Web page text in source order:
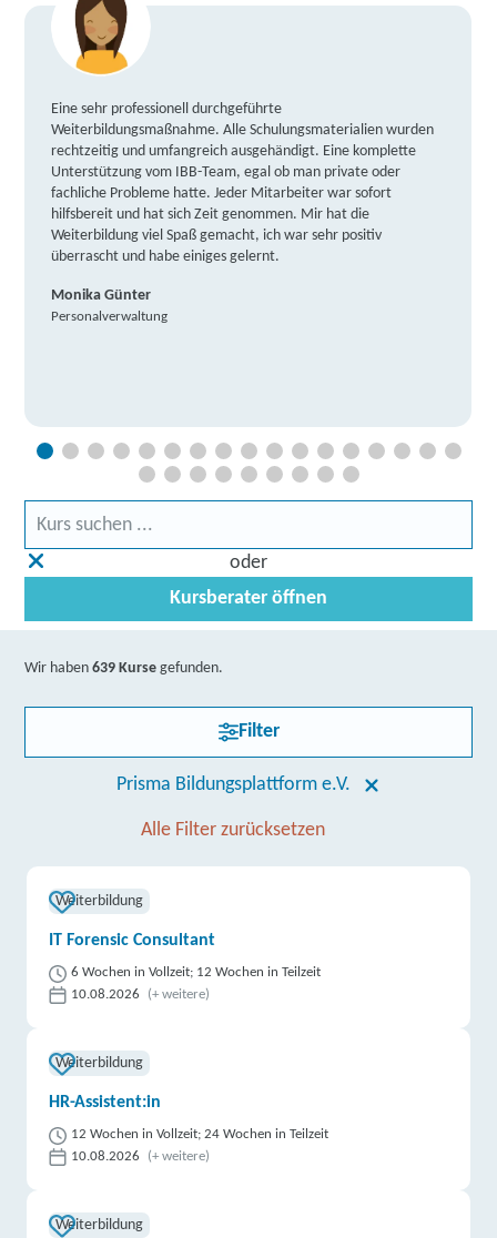
Eine sehr professionell durchgeführte
Weiterbildungsmaßnahme. Alle Schulungsmaterialien wurden
rechtzeitig und umfangreich ausgehändigt. Eine komplette
Unterstützung vom IBB-Team, egal ob man private oder
fachliche Probleme hatte. Jeder Mitarbeiter war sofort
hilfsbereit und hat sich Zeit genommen. Mir hat die
Weiterbildung viel Spaß gemacht, ich war sehr positiv
überrascht und habe einiges gelernt.
Monika Günter
Personalverwaltung
oder
Kursberater öffnen
Wir haben639 Kurse gefunden.
Filter
Prisma Bildungsplattform e.V.
Alle Filter zurücksetzen
Weiterbildung
IT Forensic Consultant
6 Wochen in Vollzeit; 12 Wochen in Teilzeit
10.08.2026
(+ weitere)
Weiterbildung
HR-Assistent:in
12 Wochen in Vollzeit; 24 Wochen in Teilzeit
10.08.2026
(+ weitere)
Weiterbildung